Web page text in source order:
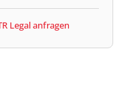
Legal anfragen